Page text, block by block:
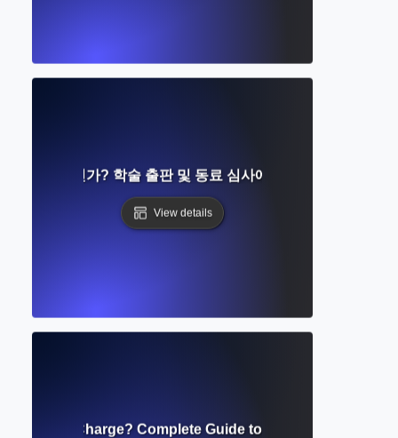
이란 무엇인가? 학술 출판 및 동료 심사에 대한 완벽한 가이드
View details
Charge? Complete Guide to Open Access